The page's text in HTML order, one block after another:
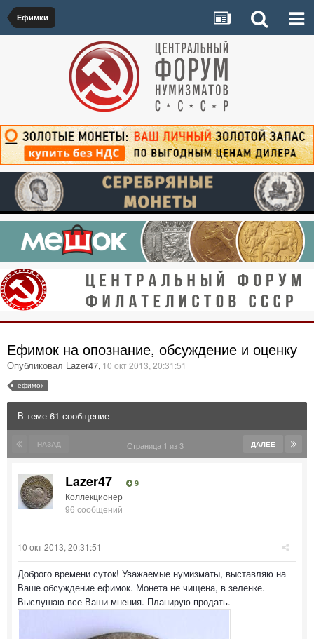
Ефимки
Ефимок на опознание, обсуждение и оценку
Опубликовал Lazer47, 10 окт 2013, 20:31:51
ефимок
В теме 61 сообщение
НАЗАД ДАЛЕЕ
Страница 1 из 3
Lazer47 9
Коллекционер
96 сообщений
10 окт 2013, 20:31:51
Доброго времени суток! Уважаемые нумизматы, выставляю на
Ваше обсуждение ефимок. Монета не чищена, в зеленке.
Выслушаю все Ваши мнения. Планирую продать.